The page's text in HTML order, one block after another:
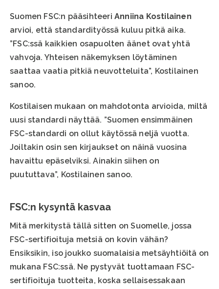
Suomen FSC:n pääsihteeri Anniina Kostilainen
arvioi, että standardityössä kuluu pitkä aika.
”FSC:ssä kaikkien osapuolten äänet ovat yhtä
vahvoja. Yhteisen näkemyksen löytäminen
saattaa vaatia pitkiä neuvotteluita”, Kostilainen
sanoo.
Kostilaisen mukaan on mahdotonta arvioida, miltä
uusi standardi näyttää. ”Suomen ensimmäinen
FSC-standardi on ollut käytössä neljä vuotta.
Joiltakin osin sen kirjaukset on näinä vuosina
havaittu epäselviksi. Ainakin siihen on
puututtava”, Kostilainen sanoo.
FSC:n kysyntä kasvaa
Mitä merkitystä tällä sitten on Suomelle, jossa
FSC-sertifioituja metsiä on kovin vähän?
Ensiksikin, iso joukko suomalaisia metsäyhtiöitä on
mukana FSC:ssä. Ne pystyvät tuottamaan FSC-
sertifioituja tuotteita, koska sellaisessakaan